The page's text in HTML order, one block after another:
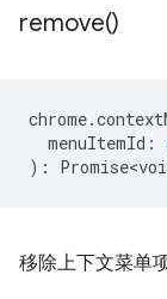
remove()
chrome.
menuItemId :
) :
移除上下文菜单项